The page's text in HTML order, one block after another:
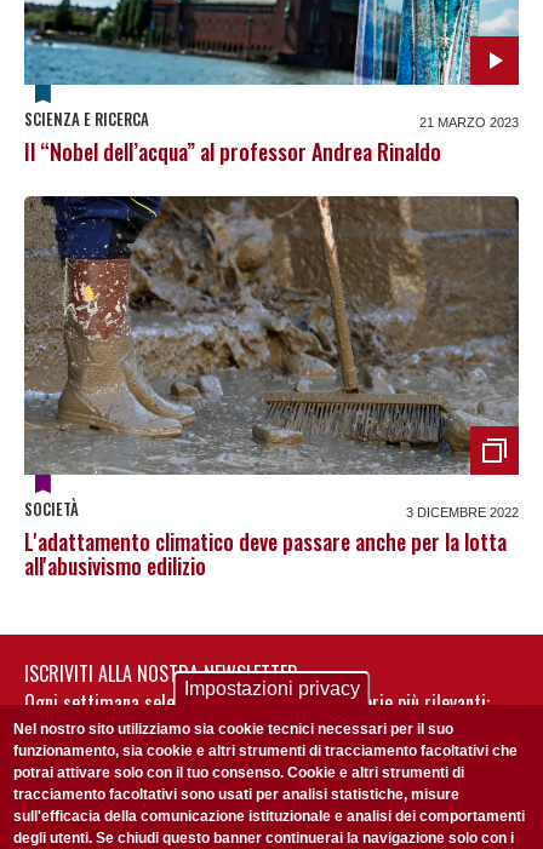
SCIENZA E RICERCA 21 MARZO 2023
Il “Nobel dell’acqua” al professor Andrea Rinaldo
SOCIETÀ 3 DICEMBRE 2022
L'adattamento climatico deve passare anche per la lotta
all'abusivismo edilizio
ISCRIVITI ALLA NOSTRA NEWSLETTER
Ogni settimana selezioniamo per te nostre storie più rilevanti:
non perderti gli aggiornamenti della nostra newsletter
Impostazioni privacy
Nel nostro sito utilizziamo sia cookie tecnici necessari per il suo
funzionamento, sia cookie e altri strumenti di tracciamento facoltativi che
potrai attivare solo con il tuo consenso. Cookie e altri strumenti di
tracciamento facoltativi sono usati per analisi statistiche, misure
sull'efficacia della comunicazione istituzionale e analisi dei comportamenti
degli utenti. Se chiudi questo banner continuerai la navigazione solo con i